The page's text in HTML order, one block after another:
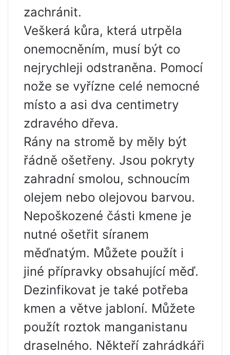
zachránit.
Veškerá kůra, která utrpěla
onemocněním, musí být co
nejrychleji odstraněna. Pomocí
nože se vyřízne celé nemocné
místo a asi dva centimetry
zdravého dřeva.
Rány na stromě by měly být
řádně ošetřeny. Jsou pokryty
zahradní smolou, schnoucím
olejem nebo olejovou barvou.
Nepoškozené části kmene je
nutné ošetřit síranem
měďnatým. Můžete použít i
jiné přípravky obsahující měď.
Dezinfikovat je také potřeba
kmen a větve jabloní. Můžete
použít roztok manganistanu
draselného. Někteří zahrádkáři